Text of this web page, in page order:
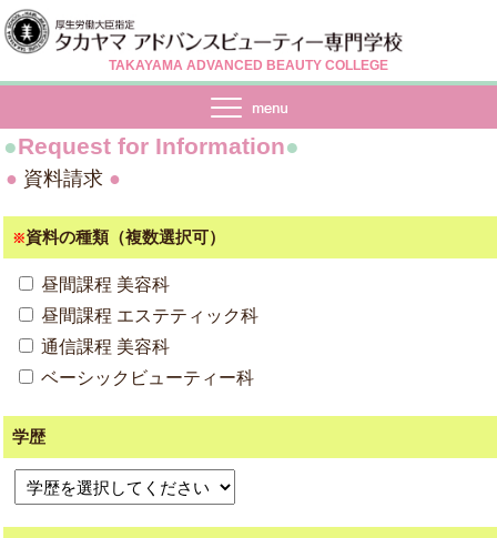
TAKAYAMA ADVANCED BEAUTY COLLEGE
●Request for Information●
● 資料請求 ●
※資料の種類（複数選択可）
昼間課程 美容科
昼間課程 エステティック科
通信課程 美容科
ベーシックビューティー科
学歴